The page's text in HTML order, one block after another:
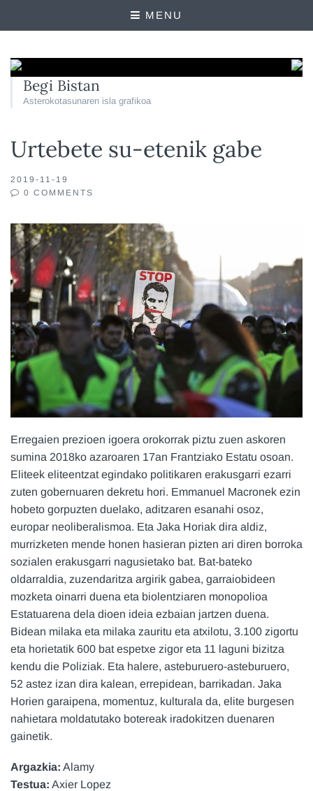
MENU
Begi Bistan
Asterokotasunaren isla grafikoa
Urtebete su-etenik gabe
2019-11-19
0 COMMENTS
Erregaien prezioen igoera orokorrak piztu zuen askoren
sumina 2018ko azaroaren 17an Frantziako Estatu osoan.
Eliteek eliteentzat egindako politikaren erakusgarri ezarri
zuten gobernuaren dekretu hori. Emmanuel Macronek ezin
hobeto gorpuzten duelako, aditzaren esanahi osoz,
europar neoliberalismoa. Eta Jaka Horiak dira aldiz,
murrizketen mende honen hasieran pizten ari diren borroka
sozialen erakusgarri nagusietako bat. Bat-bateko
oldarraldia, zuzendaritza argirik gabea, garraiobideen
mozketa oinarri duena eta biolentziaren monopolioa
Estatuarena dela dioen ideia ezbaian jartzen duena.
Bidean milaka eta milaka zauritu eta atxilotu, 3.100 zigortu
eta horietatik 600 bat espetxe zigor eta 11 laguni bizitza
kendu die Poliziak. Eta halere, asteburuero-asteburuero,
52 astez izan dira kalean, errepidean, barrikadan. Jaka
Horien garaipena, momentuz, kulturala da, elite burgesen
nahietara moldatutako botereak iradokitzen duenaren
gainetik.
Argazkia: Alamy
Testua: Axier Lopez